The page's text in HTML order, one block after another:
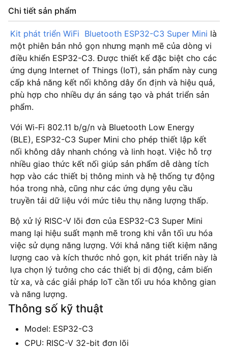
Chi tiết sản phẩm
Kit phát triển WiFi Bluetooth ESP32-C3 Super Mini là
một phiên bản nhỏ gọn nhưng mạnh mẽ của dòng vi
điều khiển ESP32-C3. Được thiết kế đặc biệt cho các
ứng dụng Internet of Things (IoT), sản phẩm này cung
cấp khả năng kết nối không dây ổn định và hiệu quả,
phù hợp cho nhiều dự án sáng tạo và phát triển sản
phẩm.
Với Wi-Fi 802.11 b/g/n và Bluetooth Low Energy
(BLE), ESP32-C3 Super Mini cho phép thiết lập kết
nối không dây nhanh chóng và linh hoạt. Việc hỗ trợ
nhiều giao thức kết nối giúp sản phẩm dễ dàng tích
hợp vào các thiết bị thông minh và hệ thống tự động
hóa trong nhà, cũng như các ứng dụng yêu cầu
truyền tải dữ liệu với mức tiêu thụ năng lượng thấp.
Bộ xử lý RISC-V lõi đơn của ESP32-C3 Super Mini
mang lại hiệu suất mạnh mẽ trong khi vẫn tối ưu hóa
việc sử dụng năng lượng. Với khả năng tiết kiệm năng
lượng cao và kích thước nhỏ gọn, kit phát triển này là
lựa chọn lý tưởng cho các thiết bị di động, cảm biến
từ xa, và các giải pháp IoT cần tối ưu hóa không gian
và năng lượng.
Thông số kỹ thuật
Model: ESP32-C3
CPU: RISC-V 32-bit đơn lõi